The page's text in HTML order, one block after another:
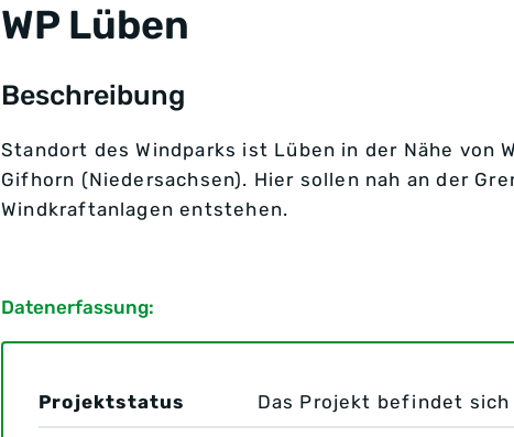
WP Lüben
Beschreibung
Standort des Windparks ist Lüben in der Nähe von
Gifhorn (Niedersachsen). Hier sollen nah an der
Windkraftanlagen entstehen.
Datenerfassung:
Projektstatus Das Projekt befindet sich